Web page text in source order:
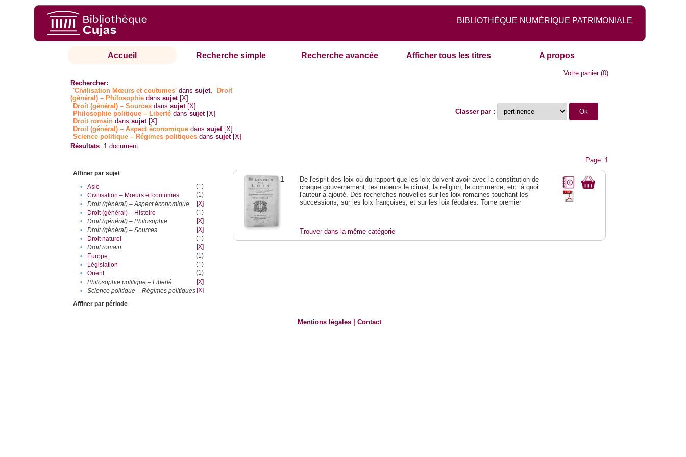
BIBLIOTHÈQUE NUMÉRIQUE PATRIMONIALE
Accueil Recherche simple Recherche avancée Afficher tous les titres A propos
Votre panier(0)
Rechercher:
'Civilisation Mœurs et coutumes' danssujet.
Droit
(général) – Philosophie danssujet [X]
Droit (général) – Sources danssujet [X]
Philosophie politique – Liberté danssujet [X]
Droit romain danssujet [X]
Droit (général) – Aspect économique danssujet [X]
Science politique – Régimes politiques danssujet [X]
Classer par :
Résultats 1 document
Page: 1
Affiner par sujet
•
Asie
(1)
•
Civilisation – Mœurs et coutumes
(1)
•
Droit (général) – Aspect économique
[X]
•
Droit (général) – Histoire
(1)
•
Droit (général) – Philosophie
[X]
•
Droit (général) – Sources
[X]
•
Droit naturel
(1)
•
Droit romain
[X]
•
Europe
(1)
•
Législation
(1)
•
Orient
(1)
•
Philosophie politique – Liberté
[X]
•
Science politique – Régimes politiques [X]
Affiner par période
1
De l'esprit des loix ou du rapport que les loix doivent avoir avec la constitution de
chaque gouvernement, les moeurs le climat, la religion, le commerce, etc. à quoi
l'auteur a ajouté. Des recherches nouvelles sur les loix romaines touchant les
successions, sur les loix françoises, et sur les loix féodales. Tome premier
Trouver dans la même catégorie
Mentions légales |Contact